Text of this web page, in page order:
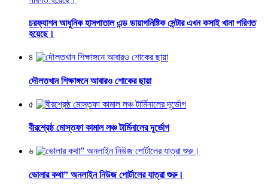
চরফ্যাশন আধুনিক হাসপাতাল এন্ড ডায়াগনিষ্টিক সেন্টার এখন কসাই খানা পরিণত
হয়েছে।
৪
দৌলতখান শিক্ষাঙ্গনে আবারও শোকের ছায়া
৫
বীরশ্রেষ্ঠ মোস্তফা কামাল লঞ্চ টার্মিনালের দূর্ভোগ
৬
ভোলার কথা” অনলাইন নিউজ পোর্টালের যাত্রা শুরু।